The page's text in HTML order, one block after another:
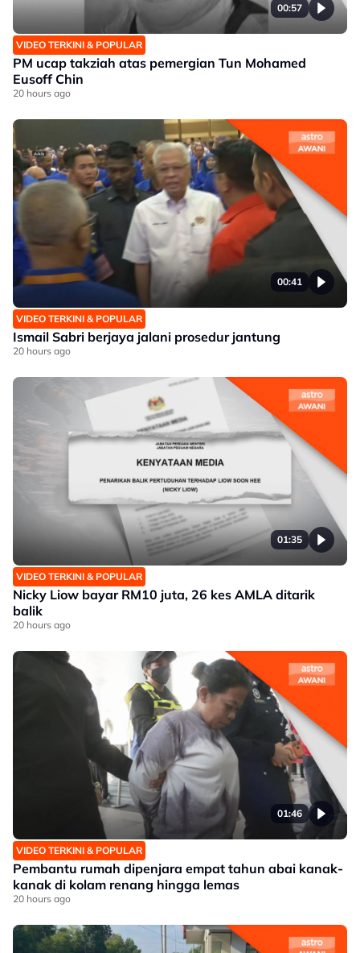
00:57
VIDEO TERKINI & POPULAR
PM ucap takziah atas pemergian Tun Mohamed
Eusoff Chin
20 hours ago
00:41
VIDEO TERKINI & POPULAR
Ismail Sabri berjaya jalani prosedur jantung
20 hours ago
01:35
VIDEO TERKINI & POPULAR
Nicky Liow bayar RM10 juta, 26 kes AMLA ditarik
balik
20 hours ago
01:46
VIDEO TERKINI & POPULAR
Pembantu rumah dipenjara empat tahun abai kanak-
kanak di kolam renang hingga lemas
20 hours ago